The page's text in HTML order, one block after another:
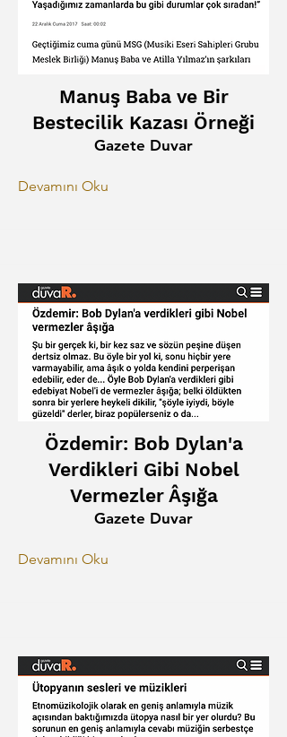
Manuş Baba ve Bir
Bestecilik Kazası Örneği
Gazete Duvar
Devamını Oku
Özdemir: Bob Dylan'a
Verdikleri Gibi Nobel
Vermezler Âşığa
Gazete Duvar
Devamını Oku